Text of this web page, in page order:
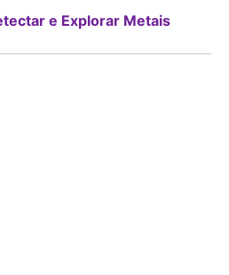
e Explorar Metais